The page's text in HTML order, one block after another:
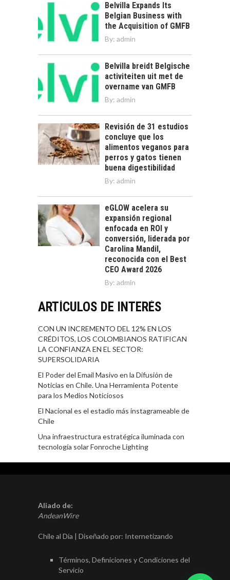
Belvilla Expands Its
Belgian Business with
the Acquisition of GMFB
By: admin
Belvilla breidt Belgische
activiteiten uit met de
overname van GMFB
By: admin
Revisión de 31 estudios
concluye que los
alimentos veganos para
perros y gatos tienen
buena digestibilidad
By: admin
eGLOW acelera su
expansión regional
enfocada en ROI y
conversión, liderada por
Carolina Mandil,
reconocida con el Best
CEO Award 2026
By: admin
ARTÍCULOS DE INTERÉS
CON UN INCREMENTO DEL 12% EN LOS
CRÉDITOS, LOS COLOMBIANOS RATIFICAN
LA CONFIANZA EN EL SECTOR:
SUPERSOLIDARIA
El Poder del Email Masivo en la Difusión de
Noticias en Chile. Una Herramienta Potente
para los Medios Noticiosos
El Nacional es el estadio más instagrameable de
Chile
Una infraestructura estratégica iluminada con
tecnología solar Fonroche Lighting
Aliado de:
AndeanWire
Chile al Día | Diseñado por: Internetizando
Términos, Definiciones y Condiciones del
Servicio